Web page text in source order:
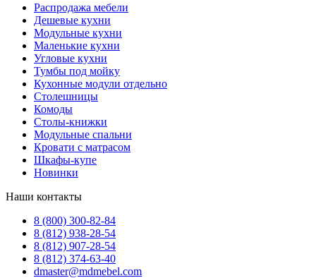
Распродажа мебели
Дешевые кухни
Модульные кухни
Маленькие кухни
Угловые кухни
Тумбы под мойку
Кухонные модули отдельно
Столешницы
Комоды
Столы-книжки
Модульные спальни
Кровати с матрасом
Шкафы-купе
Новинки
Наши контакты
8 (800) 300-82-84
8 (812) 938-28-54
8 (812) 907-28-54
8 (812) 374-63-40
dmaster@mdmebel.com